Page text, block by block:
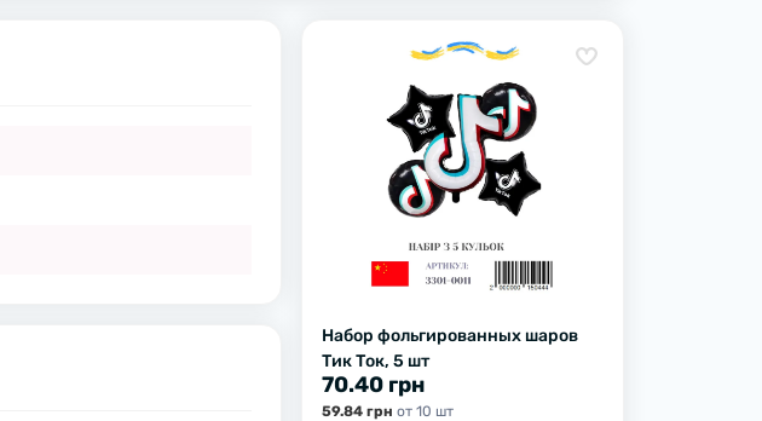
Набор фольгированных шаров
Тик Ток, 5 шт
70.40 грн
59.84 грн от 10 шт